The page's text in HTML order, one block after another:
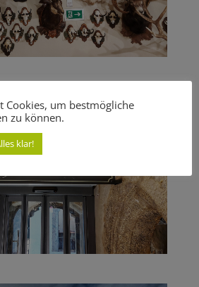
Cookies, um bestmögliche
zu können.
klar!